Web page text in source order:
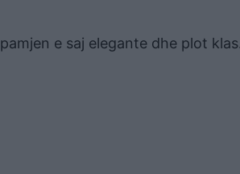
e saj elegante dhe plot